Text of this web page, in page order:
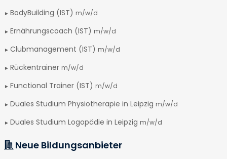
BodyBuilding (IST) m/w/d
Ernährungscoach (IST) m/w/d
Clubmanagement (IST) m/w/d
Rückentrainer m/w/d
Functional Trainer (IST) m/w/d
Duales Studium Physiotherapie in Leipzig m/w/d
Duales Studium Logopädie in Leipzig m/w/d
Neue Bildungsanbieter